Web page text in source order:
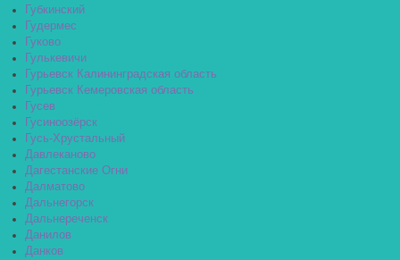
Губкинский
Гудермес
Гуково
Гулькевичи
Гурьевск Калининградская область
Гурьевск Кемеровская область
Гусев
Гусиноозёрск
Гусь-Хрустальный
Давлеканово
Дагестанские Огни
Далматово
Дальнегорск
Дальнереченск
Данилов
Данков